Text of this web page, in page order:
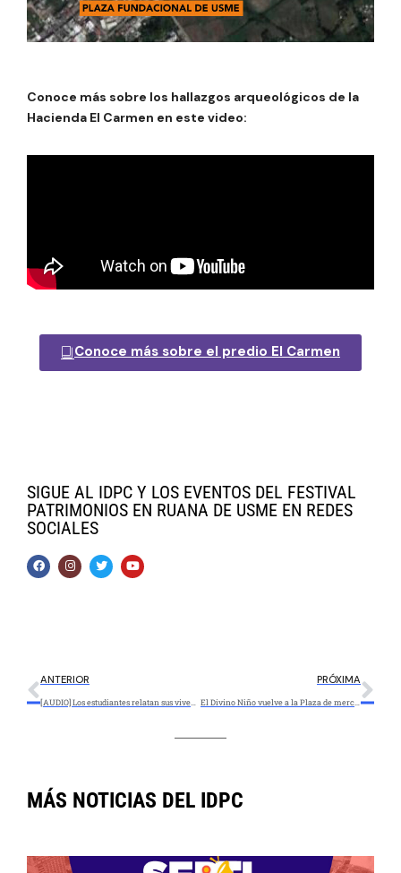
Conoce más sobre los hallazgos arqueológicos de la
Hacienda El Carmen en este video:
Conoce más sobre el predio El Carmen
SIGUE AL IDPC Y LOS EVENTOS DEL FESTIVAL
PATRIMONIOS EN RUANA DE USME EN REDES
SOCIALES
ANTERIOR PRÓXIMA
MÁS NOTICIAS DEL IDPC